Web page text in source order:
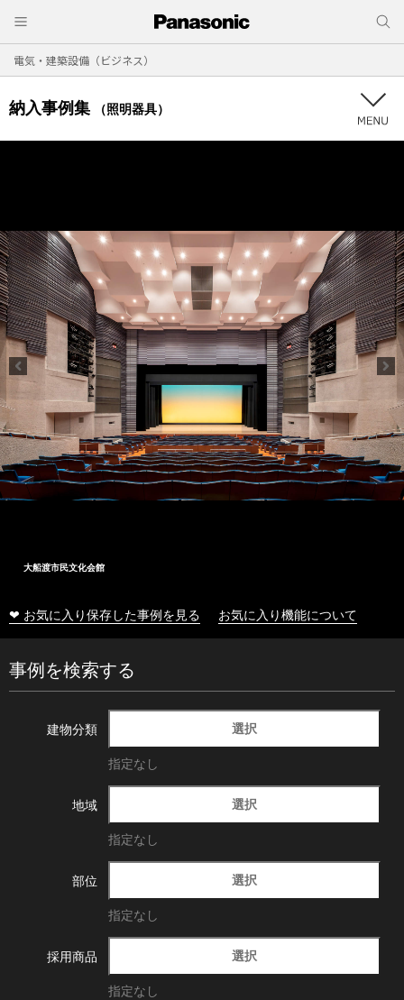
電気・建築設備（ビジネス）
納入事例集 （照明器具）
大船渡市民文化会館
❤ お気に入り保存した事例を見る お気に入り機能について
事例を検索する
建物分類 選択
指定なし
地域 選択
指定なし
部位 選択
指定なし
採用商品 選択
指定なし